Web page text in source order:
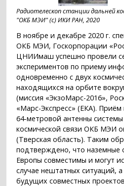
Радиотелескоп станции дальней
"ОКБ МЭИ" (с) ИКИ РАН, 2020
В ноябре и декабре 2020 г.
ОКБ МЭИ, Госкорпорации
ЦНИИмаш успешно провели
экспериментов по приему
одновременно с двух
находящихся на орбите
(миссия «ЭкзоМарс-2016»,
«Марс-Экспресс» (ЕКА).
64-метровой антенны
космической связи ОКБ МЭИ
(Тверская область). Таким
подтверждено, что наземные
Европы совместимы и могут
случае нештатных ситуаций,
будущих совместных